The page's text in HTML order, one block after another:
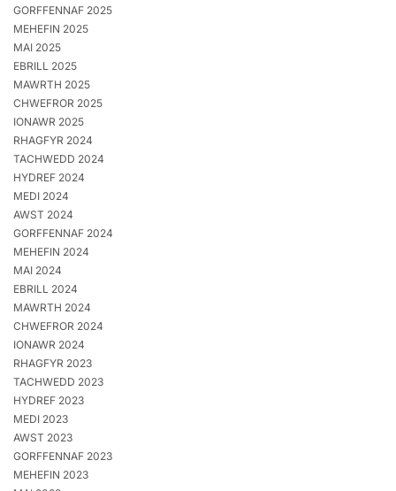
GORFFENNAF 2025
MEHEFIN 2025
MAI 2025
EBRILL 2025
MAWRTH 2025
CHWEFROR 2025
IONAWR 2025
RHAGFYR 2024
TACHWEDD 2024
HYDREF 2024
MEDI 2024
AWST 2024
GORFFENNAF 2024
MEHEFIN 2024
MAI 2024
EBRILL 2024
MAWRTH 2024
CHWEFROR 2024
IONAWR 2024
RHAGFYR 2023
TACHWEDD 2023
HYDREF 2023
MEDI 2023
AWST 2023
GORFFENNAF 2023
MEHEFIN 2023